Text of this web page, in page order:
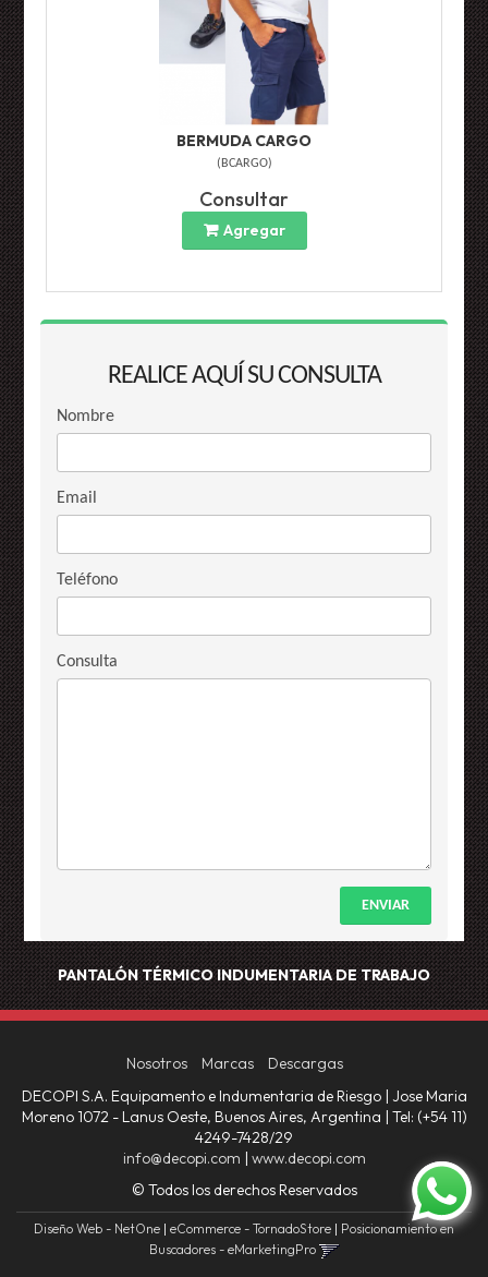
BERMUDA CARGO
( BCARGO)
Consultar
Agregar
REALICE AQUÍ SU CONSULTA
Nombre
Email
Teléfono
Consulta
ENVIAR
PANTALÓN TÉRMICOINDUMENTARIA DE TRABAJO
Nosotros Marcas
Descargas
DECOPI S.A. Equipamento e Indumentaria de Riesgo | Jose Maria
Moreno 1072 - Lanus Oeste, Buenos Aires, Argentina | Tel: (+54 11)
4249-7428/29
info@decopi.com | www.decopi.com
© Todos los derechos Reservados
Diseño Web - NetOne | eCommerce - TornadoStore | Posicionamiento en
Buscadores - eMarketingPro